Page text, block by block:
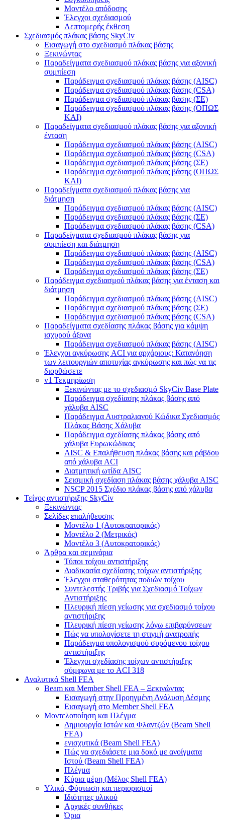
Μοντέλο απόδοσης
Έλεγχοι σχεδιασμού
Λεπτομερής έκθεση
Σχεδιασμός πλάκας βάσης SkyCiv
Εισαγωγή στο σχεδιασμό πλάκας βάσης
Ξεκινώντας
Παραδείγματα σχεδιασμού πλάκας βάσης για αξονική
συμπίεση
Παράδειγμα σχεδιασμού πλάκας βάσης (AISC)
Παράδειγμα σχεδιασμού πλάκας βάσης (CSA)
Παράδειγμα σχεδιασμού πλάκας βάσης (ΣΕ)
Παράδειγμα σχεδιασμού πλάκας βάσης (ΟΠΩΣ
ΚΑΙ)
Παραδείγματα σχεδιασμού πλάκας βάσης για αξονική
ένταση
Παράδειγμα σχεδιασμού πλάκας βάσης (AISC)
Παράδειγμα σχεδιασμού πλάκας βάσης (CSA)
Παράδειγμα σχεδιασμού πλάκας βάσης (ΣΕ)
Παράδειγμα σχεδιασμού πλάκας βάσης (ΟΠΩΣ
ΚΑΙ)
Παραδείγματα σχεδιασμού πλάκας βάσης για
διάτμηση
Παράδειγμα σχεδιασμού πλάκας βάσης (AISC)
Παράδειγμα σχεδιασμού πλάκας βάσης (ΣΕ)
Παράδειγμα σχεδιασμού πλάκας βάσης (CSA)
Παραδείγματα σχεδιασμού πλάκας βάσης για
συμπίεση και διάτμηση
Παράδειγμα σχεδιασμού πλάκας βάσης (AISC)
Παράδειγμα σχεδιασμού πλάκας βάσης (CSA)
Παράδειγμα σχεδιασμού πλάκας βάσης (ΣΕ)
Παράδειγμα σχεδιασμού πλάκας βάσης για ένταση και
διάτμηση
Παράδειγμα σχεδιασμού πλάκας βάσης (AISC)
Παράδειγμα σχεδιασμού πλάκας βάσης (ΣΕ)
Παράδειγμα σχεδιασμού πλάκας βάσης (CSA)
Παραδείγματα σχεδίασης πλάκας βάσης για κάμψη
ισχυρού άξονα
Παράδειγμα σχεδιασμού πλάκας βάσης (AISC)
Έλεγχοι αγκύρωσης ACI για αρχάριους: Κατανόηση
των λειτουργιών αποτυχίας αγκύρωσης και πώς να τις
διορθώσετε
v1 Τεκμηρίωση
Ξεκινώντας με το σχεδιασμό SkyCiv Base Plate
Παράδειγμα σχεδίασης πλάκας βάσης από
χάλυβα AISC
Παράδειγμα Αυστραλιανού Κώδικα Σχεδιασμός
Πλάκας Βάσης Χάλυβα
Παράδειγμα σχεδίασης πλάκας βάσης από
χάλυβα Ευρωκώδικας
AISC & Επαλήθευση πλάκας βάσης και ράβδου
από χάλυβα ACI
Διατμητική ωτίδα AISC
Σεισμική σχεδίαση πλάκας βάσης χάλυβα AISC
NSCP 2015 Σχέδιο πλάκας βάσης από χάλυβα
Τείχος αντιστήριξης SkyCiv
Ξεκινώντας
Σελίδες επαλήθευσης
Μοντέλο 1 (Αυτοκρατορικός)
Μοντέλο 2 (Μετρικός)
Μοντέλο 3 (Αυτοκρατορικός)
Άρθρα και σεμινάρια
Τύποι τοίχου αντιστήριξης
Διαδικασία σχεδίασης τοίχων αντιστήριξης
Έλεγχοι σταθερότητας ποδιών τοίχου
Συντελεστής Τριβής για Σχεδιασμό Τοίχων
Αντιστήριξης
Πλευρική πίεση γείωσης για σχεδιασμό τοίχου
αντιστήριξης
Πλευρική πίεση γείωσης λόγω επιβαρύνσεων
Πώς να υπολογίσετε τη στιγμή ανατροπής
Παράδειγμα υπολογισμού συρόμενου τοίχου
αντιστήριξης
Έλεγχοι σχεδίασης τοίχων αντιστήριξης
σύμφωνα με το ACI 318
Αναλυτικά Shell FEA
Beam και Member Shell FEA – Ξεκινώντας
Εισαγωγή στην Προηγμένη Ανάλυση Δέσμης
Εισαγωγή στο Member Shell FEA
Μοντελοποίηση και Πλέγμα
Δημιουργία Ιστών και Φλαντζών (Beam Shell
FEA)
ενισχυτικά (Beam Shell FEA)
Πώς να σχεδιάσετε μια δοκό με ανοίγματα
Ιστού (Beam Shell FEA)
Πλέγμα
Κύρια μέρη (Μέλος Shell FEA)
Υλικά, Φόρτωση και περιορισμοί
Ιδιότητες υλικού
Αρχικές συνθήκες
Όρια